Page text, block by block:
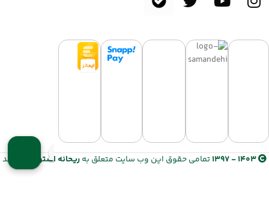
1403 - 1397 تمامی حقوق این وب سایت متعلق بهریحانه استور می باشد